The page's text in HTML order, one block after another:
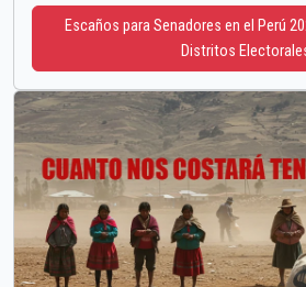
Escaños para Senadores en el Perú
Distritos